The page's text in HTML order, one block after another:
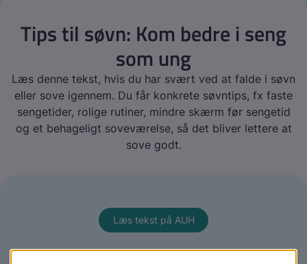
Tips til søvn: Kom bedre i seng
som ung
Læs denne tekst, hvis du har svært ved at falde i søvn
eller sove igennem. Du får konkrete søvntips, fx faste
sengetider, rolige rutiner, mindre skærm før sengetid
og et behageligt soveværelse, så det bliver lettere at
sove godt.
Læs tekst på AUH